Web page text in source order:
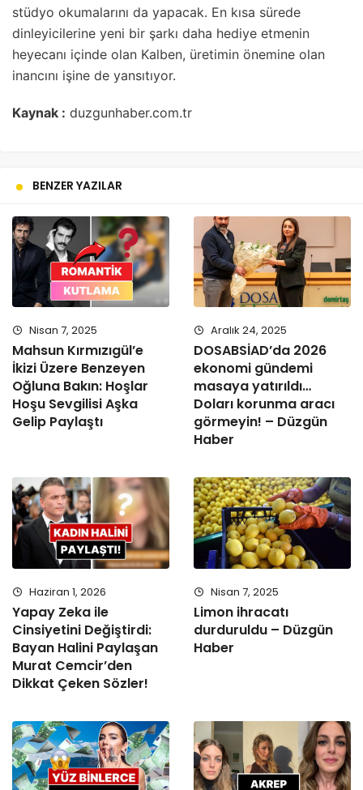
stüdyo okumalarını da yapacak. En kısa sürede
dinleyicilerine yeni bir şarkı daha hediye etmenin
heyecanı içinde olan Kalben, üretimin önemine olan
inancını işine de yansıtıyor.
Kaynak : duzgunhaber.com.tr
BENZER YAZILAR
Nisan 7, 2025
Mahsun Kırmızıgül’e
İkizi Üzere Benzeyen
Oğluna Bakın: Hoşlar
Hoşu Sevgilisi Aşka
Gelip Paylaştı
Aralık 24, 2025
DOSABSİAD’da 2026
ekonomi gündemi
masaya yatırıldı…
Doları korunma aracı
görmeyin! – Düzgün
Haber
Haziran 1, 2026
Yapay Zeka ile
Cinsiyetini Değiştirdi:
Bayan Halini Paylaşan
Murat Cemcir’den
Dikkat Çeken Sözler!
Nisan 7, 2025
Limon ihracatı
durduruldu – Düzgün
Haber